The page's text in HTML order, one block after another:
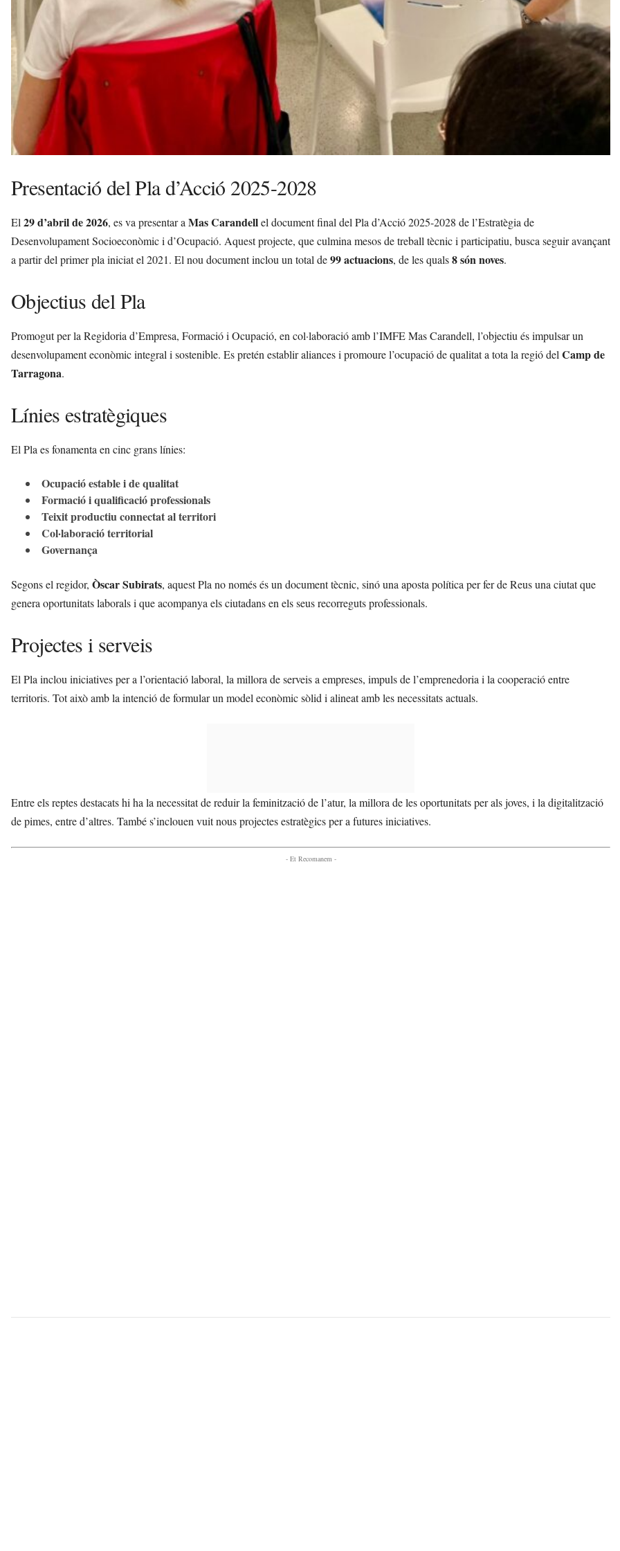
Presentació del Pla d’Acció 2025-2028
El29 d’abril de 2026, es va presentar aMas Carandellel document final del Pla d’Acció 2025-2028 de l’Estratègia de
Desenvolupament Socioeconòmic i d’Ocupació. Aquest projecte, que culmina mesos de treball tècnic i participatiu, busca seguir avançant
a partir del primer pla iniciat el 2021. El nou document inclou un total de99 actuacions, de les quals8 són noves.
Objectius del Pla
Promogut per la Regidoria d’Empresa, Formació i Ocupació, en col·laboració amb l’IMFE Mas Carandell, l’objectiu és impulsar un
desenvolupament econòmic integral i sostenible. Es pretén establir aliances i promoure l’ocupació de qualitat a tota la regió delCamp de
Tarragona.
Línies estratègiques
El Pla es fonamenta en cinc grans línies:
Ocupació estable i de qualitat
Formació i qualificació professionals
Teixit productiu connectat al territori
Col·laboració territorial
Governança
Segons el regidor, Òscar Subirats, aquest Pla no només és un document tècnic, sinó una aposta política per fer de Reus una ciutat que
genera oportunitats laborals i que acompanya els ciutadans en els seus recorreguts professionals.
Projectes i serveis
El Pla inclou iniciatives per a l’orientació laboral, la millora de serveis a empreses, impuls de l’emprenedoria i la cooperació entre
territoris. Tot això amb la intenció de formular un model econòmic sòlid i alineat amb les necessitats actuals.
Entre els reptes destacats hi ha la necessitat de reduir la feminització de l’atur, la millora de les oportunitats per als joves, i la digitalització
de pimes, entre d’altres. També s’inclouen vuit nous projectes estratègics per a futures iniciatives.
- Et Recomanem -